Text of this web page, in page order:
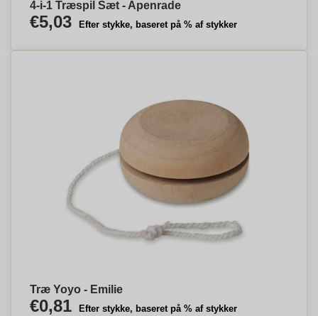
4-i-1 Træspil Sæt - Apenrade
€5,03 Efter stykke, baseret på % af stykker
Træ Yoyo - Emilie
€0,81 Efter stykke, baseret på % af stykker